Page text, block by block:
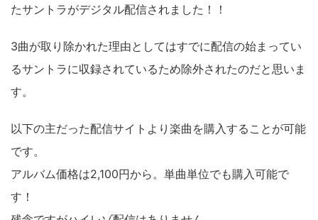
たサントラがデジタル配信されました！！
3曲が取り除かれた理由としてはすでに配信の始まってい
るサントラに収録されているため除外されたのだと思いま
す。
以下の主だった配信サイトより楽曲を購入することが可能
です。
アルバム価格は2,100円から。単曲単位でも購入可能で
す！